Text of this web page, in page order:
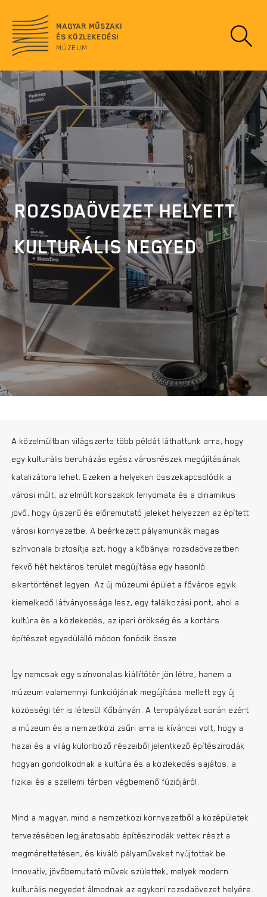
tartalomra
data
MAGYAR MŰSZAKI
ÉS KÖZLEKEDÉSI
MÚZEUM
ROZSDAÖVEZET HELYETT
KULTURÁLIS NEGYED
A közelmúltban világszerte több példát láthattunk arra, hogy
egy kulturális beruházás egész városrészek megújításának
katalizátora lehet. Ezeken a helyeken összekapcsolódik a
városi múlt, az elmúlt korszakok lenyomata és a dinamikus
jövő, hogy újszerű és előremutató jeleket helyezzen az épített
városi környezetbe. A beérkezett pályamunkák magas
színvonala biztosítja azt, hogy a kőbányai rozsdaövezetben
fekvő hét hektáros terület megújítása egy hasonló
sikertörténet legyen. Az új múzeumi épület a főváros egyik
kiemelkedő látványossága lesz, egy találkozási pont, ahol a
kultúra és a közlekedés, az ipari örökség és a kortárs
építészet egyedülálló módon fonódik össze.
Így nemcsak egy színvonalas kiállítótér jön létre, hanem a
múzeum valamennyi funkciójának megújítása mellett egy új
közösségi tér is létesül Kőbányán. A tervpályázat során ezért
a múzeum és a nemzetközi zsűri arra is kíváncsi volt, hogy a
hazai és a világ különböző részeiből jelentkező építészirodák
hogyan gondolkodnak a kultúra és a közlekedés sajátos, a
fizikai és a szellemi térben végbemenő fúziójáról.
Mind a magyar, mind a nemzetközi környezetből a középületek
tervezésében legjáratosabb építészirodák vettek részt a
megmérettetésen, és kiváló pályaműveket nyújtottak be.
Innovatív, jövőbemutató művek születtek, melyek modern
kulturális negyedet álmodnak az egykori rozsdaövezet helyére.